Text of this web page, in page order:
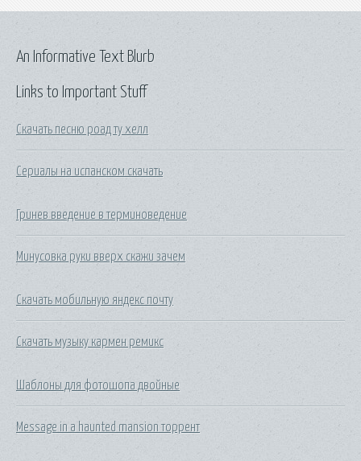
Links to Important Stuff
Скачать песню роад ту хелл
Сериалы на испанском скачать
Гринев введение в терминоведение
Минусовка руки вверх скажи зачем
Скачать мобильную яндекс почту
Скачать музыку кармен ремикс
Шаблоны для фотошопа двойные
Message in a haunted mansion торрент
An Informative Text Blurb